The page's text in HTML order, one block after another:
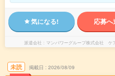
気になる! 応募へ
派遣会社 マンパワーグループ株式会社 ケ
未読 掲載日 2026/08/09